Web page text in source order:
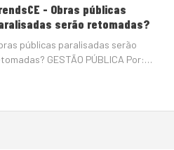
- Obras públicas
serão retomadas?
públicas paralisadas serão
GESTÃO PÚBLICA Por: